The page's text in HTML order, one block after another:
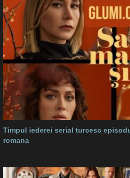
Timpul iederei serial turcesc
romana